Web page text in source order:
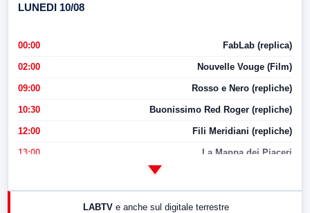
LUNEDI 10/08
00:00 FabLab (replica)
02:00 Nouvelle Vouge (Film)
09:00 Rosso e Nero (repliche)
10:30 Buonissimo Red Roger (repliche)
12:00 Fili Meridiani (repliche)
13:00 La Mappa dei Piaceri
17:00 LabNews (replica)
LABTV e anche sul digitale terrestre